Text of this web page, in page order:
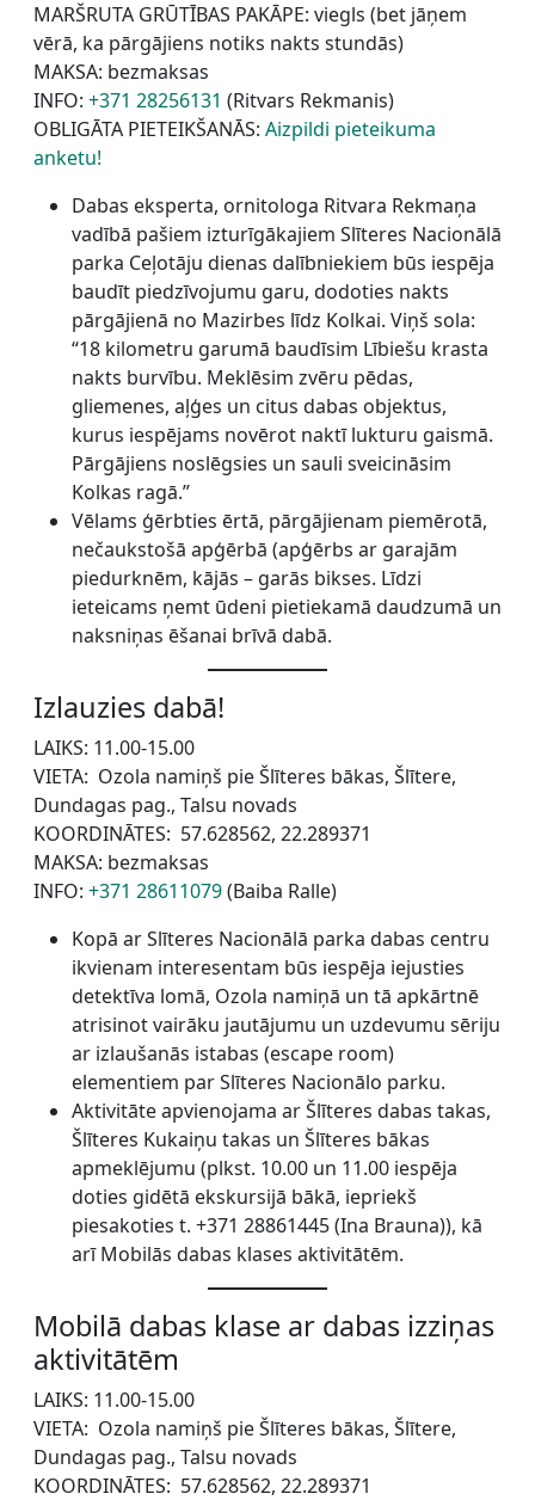
MARŠRUTA GRŪTĪBAS PAKĀPE: viegls (bet jāņem
vērā, ka pārgājiens notiks nakts stundās)
MAKSA: bezmaksas
INFO: +371 28256131 (Ritvars Rekmanis)
OBLIGĀTA PIETEIKŠANĀS: Aizpildi pieteikuma
anketu!
Dabas eksperta, ornitologa Ritvara Rekmaņa
vadībā pašiem izturīgākajiem Slīteres Nacionālā
parka Ceļotāju dienas dalībniekiem būs iespēja
baudīt piedzīvojumu garu, dodoties nakts
pārgājienā no Mazirbes līdz Kolkai. Viņš sola:
“18 kilometru garumā baudīsim Lībiešu krasta
nakts burvību. Meklēsim zvēru pēdas,
gliemenes, aļģes un citus dabas objektus,
kurus iespējams novērot naktī lukturu gaismā.
Pārgājiens noslēgsies un sauli sveicināsim
Kolkas ragā.”
Vēlams ģērbties ērtā, pārgājienam piemērotā,
nečaukstošā apģērbā (apģērbs ar garajām
piedurknēm, kājās – garās bikses. Līdzi
ieteicams ņemt ūdeni pietiekamā daudzumā un
naksniņas ēšanai brīvā dabā.
Izlauzies dabā!
LAIKS: 11.00-15.00
VIETA: Ozola namiņš pie Šlīteres bākas, Šlītere,
Dundagas pag., Talsu novads
KOORDINĀTES: 57.628562, 22.289371
MAKSA: bezmaksas
INFO: +371 28611079(Baiba Ralle)
Kopā ar Slīteres Nacionālā parka dabas centru
ikvienam interesentam būs iespēja iejusties
detektīva lomā, Ozola namiņā un tā apkārtnē
atrisinot vairāku jautājumu un uzdevumu sēriju
ar izlaušanās istabas (escape room)
elementiem par Slīteres Nacionālo parku.
Aktivitāte apvienojama ar Šlīteres dabas takas,
Šlīteres Kukaiņu takas un Šlīteres bākas
apmeklējumu (plkst. 10.00 un 11.00 iespēja
doties gidētā ekskursijā bākā, iepriekš
piesakoties t. +371 28861445 (Ina Brauna)), kā
arī Mobilās dabas klases aktivitātēm.
Mobilā dabas klase ar dabas izziņas
aktivitātēm
LAIKS: 11.00-15.00
VIETA: Ozola namiņš pie Šlīteres bākas, Šlītere,
Dundagas pag., Talsu novads
KOORDINĀTES: 57.628562, 22.289371